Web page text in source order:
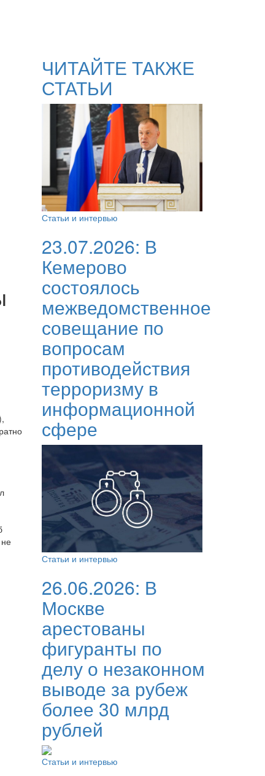
ЧИТАЙТЕ ТАКЖЕ
СТАТЬИ
Статьи и интервью
23.07.2026: В
Кемерово
состоялось
межведомственное
совещание по
вопросам
противодействия
терроризму в
информационной
сфере
Статьи и интервью
26.06.2026: В
Москве
арестованы
фигуранты по
делу о незаконном
выводе за рубеж
более 30 млрд
рублей
Статьи и интервью